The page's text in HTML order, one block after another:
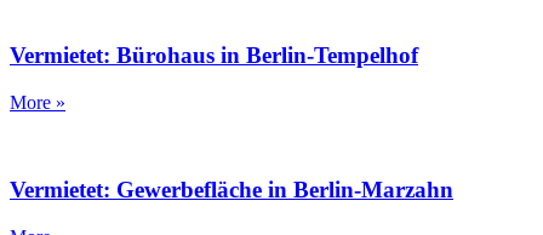
Vermietet: Bürohaus in Berlin-Tempelhof
More »
Vermietet: Gewerbefläche in Berlin-Marzahn